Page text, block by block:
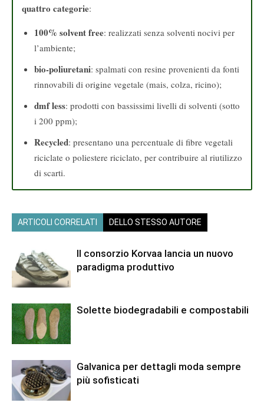
quattro categorie:
100% solvent free: realizzati senza solventi nocivi per
l’ambiente;
bio-poliuretani: spalmati con resine provenienti da fonti
rinnovabili di origine vegetale (mais, colza, ricino);
dmf less: prodotti con bassissimi livelli di solventi (sotto
i 200 ppm);
Recycled: presentano una percentuale di fibre vegetali
riciclate o poliestere riciclato, per contribuire al riutilizzo
di scarti.
ARTICOLI CORRELATI DELLO STESSO AUTORE
Il consorzio Korvaa lancia un nuovo
paradigma produttivo
Solette biodegradabili e compostabili
Galvanica per dettagli moda sempre
più sofisticati